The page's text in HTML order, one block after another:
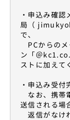
・申込み確
局（
で、
PCからのメ
ン「＠
ストに加えて
・申込み受付
なお、携帯
送信される場
返信がなけ